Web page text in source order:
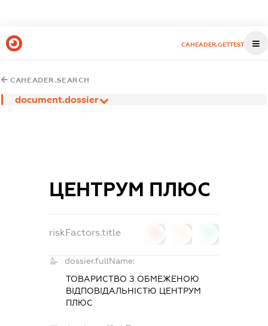
CAHEADER.GETTEST
CAHEADER.SEARCH
document.dossier
ЦЕНТРУМ ПЛЮС
riskFactors.title
dossier.fullName:
ТОВАРИСТВО З ОБМЕЖЕНОЮ
ВІДПОВІДАЛЬНІСТЮ ЦЕНТРУМ
ПЛЮС